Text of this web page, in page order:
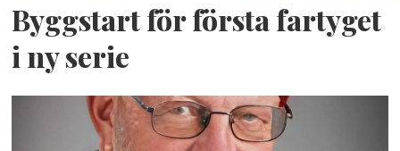
Byggstart för första fartyget
i ny serie